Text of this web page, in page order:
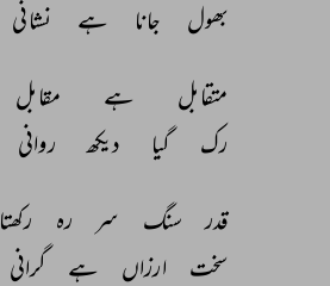
بھول
جانا ہے نشانی
متقابل ہے مقابل
رک
گیا دیکھ روانی
قدر سنگ سر رہ رکھتا
سخت
ارزاں ہے گرانی